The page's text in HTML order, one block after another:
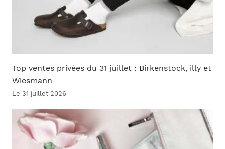
Top ventes privées du 31 juillet : Birkenstock, illy et
Wiesmann
Le 31 juillet 2026